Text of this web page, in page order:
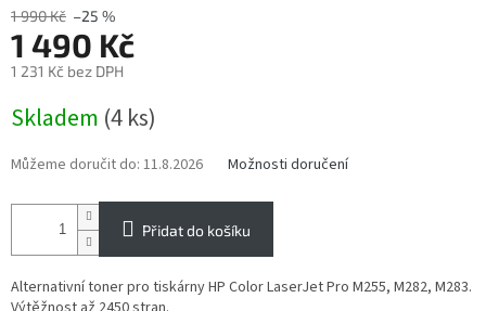
1 990 Kč –25 %
1 490 Kč
1 231 Kč bez DPH
cena:
Skladem (4 ks)
Můžeme doručit do: 11.8.2026 Možnosti doručení
Přidat do košíku
Alternativní toner pro tiskárny HP Color LaserJet Pro M255, M282, M283.